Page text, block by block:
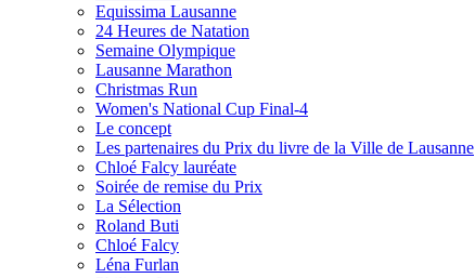
Equissima Lausanne
24 Heures de Natation
Semaine Olympique
Lausanne Marathon
Christmas Run
Women's National Cup Final-4
Le concept
Les partenaires du Prix du livre de la Ville de Lausanne
Chloé Falcy lauréate
Soirée de remise du Prix
La Sélection
Roland Buti
Chloé Falcy
Léna Furlan